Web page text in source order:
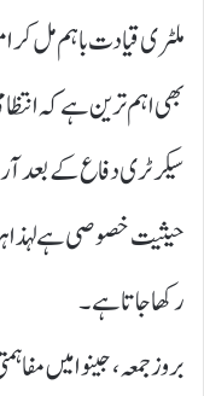
ملٹری قیادت باہم مل کر
بھی اہم ترین ہے کہ
سیکرٹری دفاع کے بعد
حیثیت خصوصی ہے لہذا ہر
رکھا جاتا ہے۔
بروز جمعہ ،جینوا میں